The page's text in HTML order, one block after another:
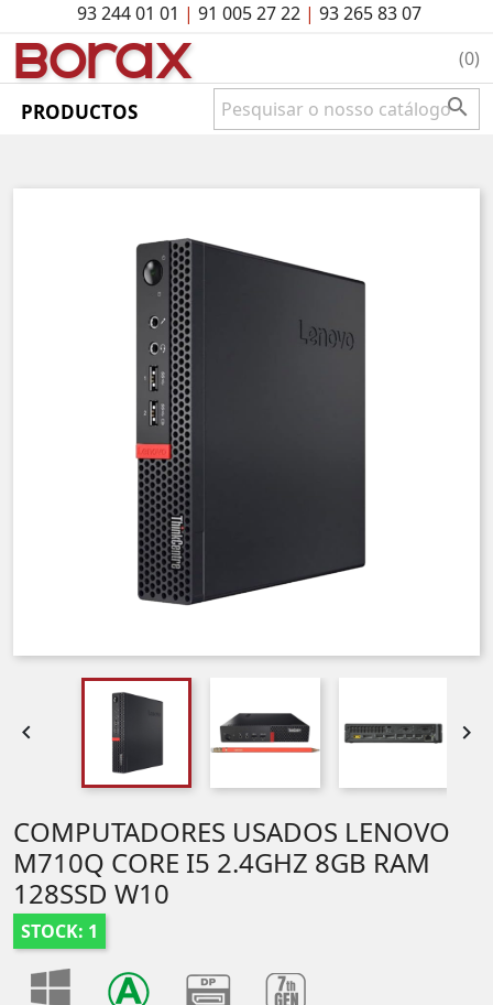
93 244 01 01 | 91 005 27 22| 93 265 83 07
BOrAx (0)
PRODUCTOS 
 
COMPUTADORES USADOS LENOVO
M710Q CORE I5 2.4GHZ 8GB RAM
128SSD W10
STOCK: 1